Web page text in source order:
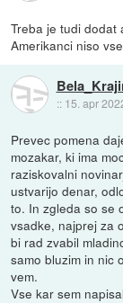
Treba je tudi dodat
Amerikanci niso
:: 15. apr
Prevec pomena
mozakar, ki ima
raziskovalni
ustvarijo denar,
to. In zgleda so se
vsadke, najprej za
bi rad zvabil
samo bluzim in nic
vem.
Vse kar sem